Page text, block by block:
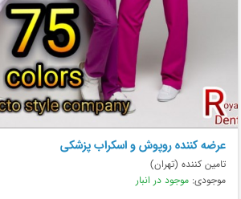
عرضه کننده روپوش و اسکراب پزشکی
تامین کننده (تهران)
موجودی: موجود در انبار